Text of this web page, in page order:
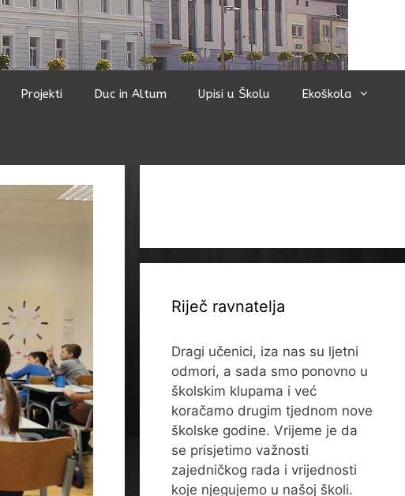
Projekti Duc in Altum Upisi u Školu Ekoškola
Riječ ravnatelja
Dragi učenici, iza nas su ljetni
odmori, a sada smo ponovno u
školskim klupama i već
koračamo drugim tjednom nove
školske godine. Vrijeme je da
se prisjetimo važnosti
zajedničkog rada i vrijednosti
koje njegujemo u našoj školi.